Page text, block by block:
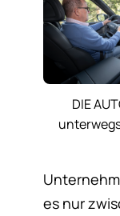
DIE
es nur